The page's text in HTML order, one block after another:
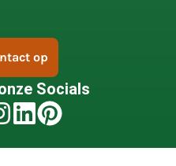
op
Socials